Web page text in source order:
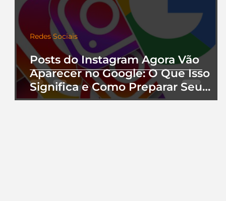
Posts do Instagram Agora Vão
Aparecer no Google: O Que Isso
Significa e Como Preparar Seu
Perfil
Redes Sociais